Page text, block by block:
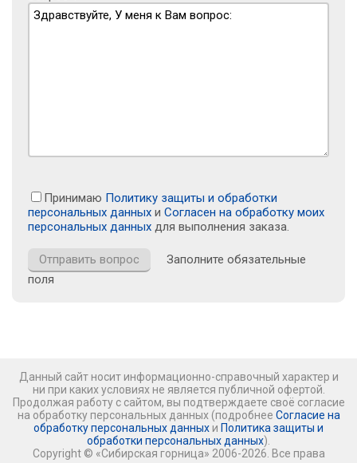
Принимаю Политику защиты и обработки
персональных данных и Согласен на обработку моих
персональных данных для выполнения заказа.
Заполните обязательные
поля
Данный сайт носит информационно-справочный характер и
ни при каких условиях не является публичной офертой.
Продолжая работу с сайтом, вы подтверждаете своё согласие
на обработку персональных данных (подробнее Согласие на
обработку персональных данных и Политика защиты и
обработки персональных данных).
Copyright © «Сибирская горница» 2006-2026. Все права